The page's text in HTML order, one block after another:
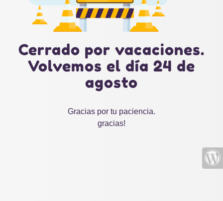
Cerrado por vacaciones.
Volvemos el día 24 de
agosto
Gracias por tu paciencia.
gracias!